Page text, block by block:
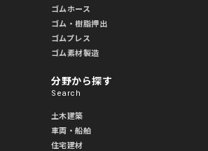
ゴムホース
ゴム・樹脂押出
ゴムプレス
ゴム素材製造
分野から探す
Search
土木建築
車両・船舶
住宅建材